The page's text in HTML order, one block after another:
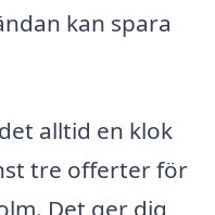
kan spara
alltid en klok
tre offerter för